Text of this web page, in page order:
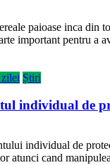
paioase inca din
important pentru a
Știri
individual de
individual de
atunci cand